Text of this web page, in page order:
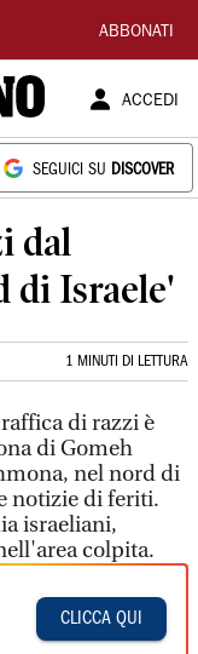
ABBONATI
ACCEDI
SEGUICI SU DISCOVER
dal
di Israele'
1 MINUTI DI LETTURA
di razzi è
di Gomeh
nel nord di
notizie di feriti.
israeliani,
colpita.
CLICCA QUI